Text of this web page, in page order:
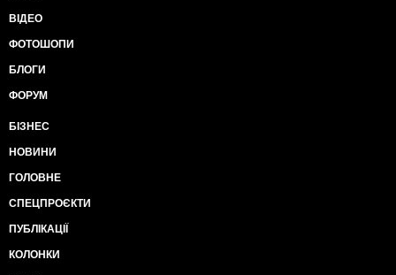
ВІДЕО
ФОТОШОПИ
БЛОГИ
ФОРУМ
БІЗНЕС
НОВИНИ
ГОЛОВНЕ
СПЕЦПРОЄКТИ
ПУБЛІКАЦІЇ
КОЛОНКИ